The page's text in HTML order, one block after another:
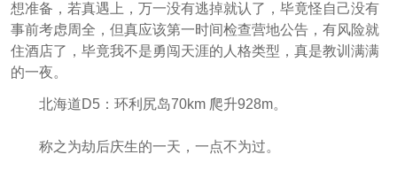
想准备，若真遇上，万一没有逃掉就认了，毕竟怪自己没有
事前考虑周全，但真应该第一时间检查营地公告，有风险就
住酒店了，毕竟我不是勇闯天涯的人格类型，真是教训满满
的一夜。
北海道D5：环利尻岛70km 爬升928m。
称之为劫后庆生的一天，一点不为过。